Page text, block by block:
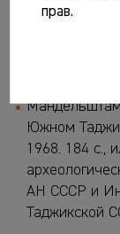
Ляпушкин
первая
Южном
1968. 184 с.,
АН СССР и
Таджикской
прав.